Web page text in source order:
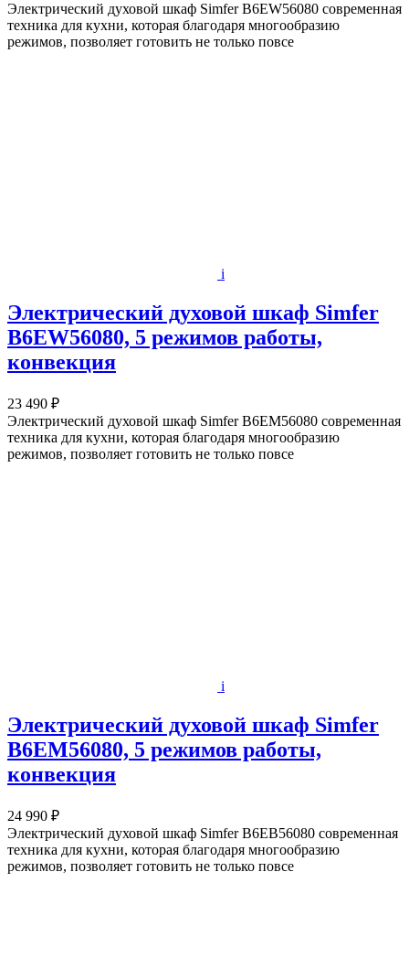
Электрический духовой шкаф Simfer B6EW56080 современная
техника для кухни, которая благодаря многообразию
режимов, позволяет готовить не только повсе
i
Электрический духовой шкаф Simfer
B6EW56080, 5 режимов работы,
конвекция
23 490 ₽
Электрический духовой шкаф Simfer B6EM56080 современная
техника для кухни, которая благодаря многообразию
режимов, позволяет готовить не только повсе
i
Электрический духовой шкаф Simfer
B6EM56080, 5 режимов работы,
конвекция
24 990 ₽
Электрический духовой шкаф Simfer B6EB56080 современная
техника для кухни, которая благодаря многообразию
режимов, позволяет готовить не только повсе